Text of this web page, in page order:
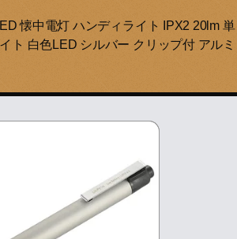
懐中電灯 ハンディライト IPX2 20lm 単
ト 白色LED シルバー クリップ付 アルミ